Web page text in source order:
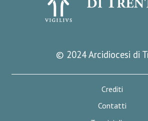
© 2024 Arcidiocesi di
Crediti
Contatti